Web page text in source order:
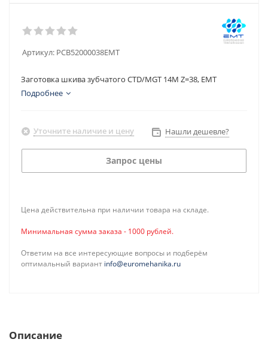
Артикул: PCB52000038EMT
Заготовка шкива зубчатого CTD/MGT 14M Z=38, EMT
Подробнее
Уточните наличие и цену Нашли дешевле?
Запрос цены
Цена действительна при наличии товара на складе.
Минимальная сумма заказа - 1000 рублей.
Ответим на все интересующие вопросы и подберём
оптимальный вариант info@euromehanika.ru
Описание